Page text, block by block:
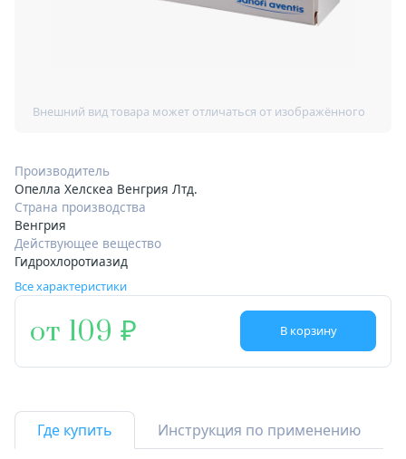
Производитель
Опелла Хелскеа Венгрия Лтд.
Страна производства
Венгрия
Действующее вещество
Гидрохлоротиазид
Все характеристики
от 109 В корзину
Где купить Инструкция по применению